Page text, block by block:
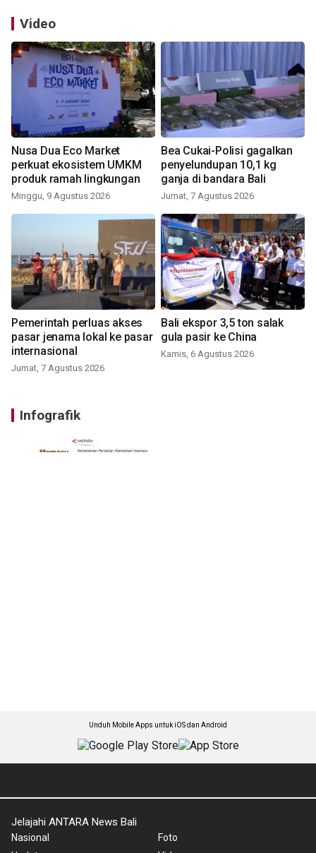
Video
Nusa Dua Eco Market
perkuat ekosistem UMKM
produk ramah lingkungan
Minggu, 9 Agustus 2026
Bea Cukai-Polisi gagalkan
penyelundupan 10,1 kg
ganja di bandara Bali
Jumat, 7 Agustus 2026
Pemerintah perluas akses
pasar jenama lokal ke pasar
internasional
Jumat, 7 Agustus 2026
Bali ekspor 3,5 ton salak
gula pasir ke China
Kamis, 6 Agustus 2026
Infografik
Unduh Mobile Apps untuk iOS dan Android
Jelajahi ANTARA News Bali
Nasional
Foto